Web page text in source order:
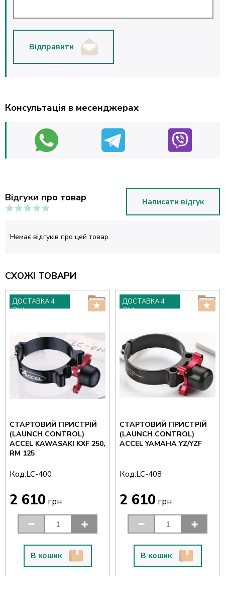
Відправити
Консультація в месенджерах
Відгуки про товар Написати відгук
Немає відгуків про цей товар.
СХОЖІ ТОВАРИ
ДОСТАВКА 4
ДНІ
СТАРТОВИЙ ПРИСТРІЙ
(LAUNCH CONTROL)
ACCEL KAWASAKI KXF 250,
RM 125
Код:LC-400
2 610 грн
В кошик
ДОСТАВКА 4
ДНІ
СТАРТОВИЙ ПРИСТРІЙ
(LAUNCH CONTROL)
ACCEL YAMAHA YZ/YZF
Код:LC-408
2 610 грн
В кошик